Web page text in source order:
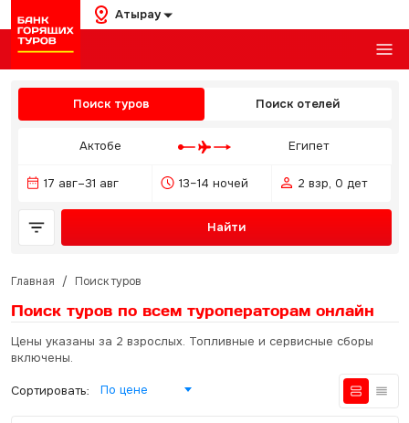
Атырау
Поиск туров Поиск отелей
Актобе Египет
17 авг–31 авг 13–14 ночей 2 взр, 0 дет
Найти
Главная / Поиск туров
Поиск туров по всем туроператорам онлайн
Цены указаны за 2 взрослых. Топливные и сервисные сборы
включены.
Сортировать: По цене